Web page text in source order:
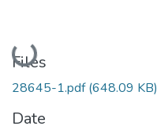
Loading...
Files
28645-1.pdf(648.09 KB)
Date